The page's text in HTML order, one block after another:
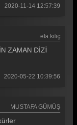
2020-11-14 12:57:39
ela kılıç
ZAMAN DİZİ
2020-05-22 10:39:56
MUSTAFA GÜMÜŞ